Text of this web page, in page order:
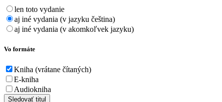
len toto vydanie
aj iné vydania (v jazyku čeština)
aj iné vydania (v akomkoľvek jazyku)
Vo formáte
Kniha (vrátane čítaných)
E-kniha
Audiokniha
Sledovať titul